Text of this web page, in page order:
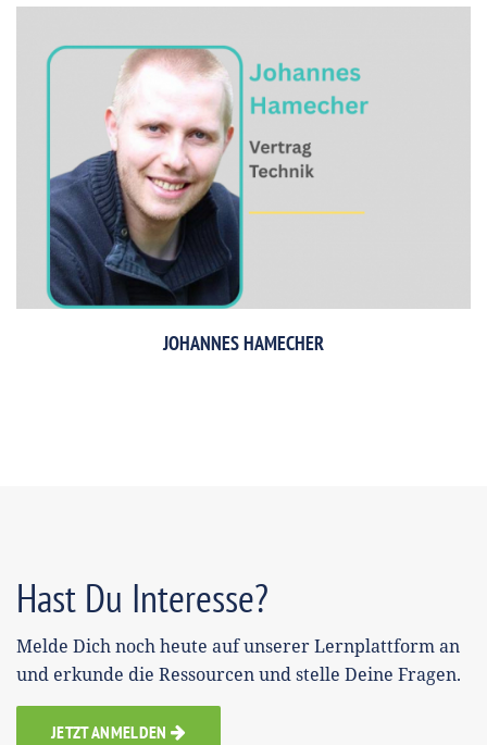
JOHANNES HAMECHER
Hast Du Interesse?
Melde Dich noch heute auf unserer Lernplattform an
und erkunde die Ressourcen und stelle Deine Fragen.
JETZT ANMELDEN